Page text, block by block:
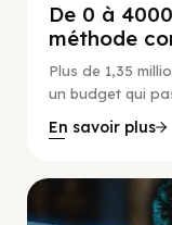
De 0 à
méthode
Plus de 1,35
un budget qui
En savoir plus